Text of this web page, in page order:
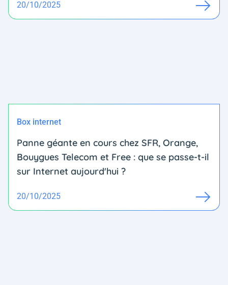
20/10/2025
Box internet
Panne géante en cours chez SFR, Orange,
Bouygues Telecom et Free : que se passe-t-il
sur Internet aujourd'hui ?
20/10/2025